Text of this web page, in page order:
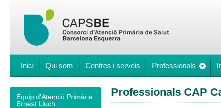
Inici Qui som Centres i serveis Professionals
Equip d'Atenció Primària
Ernest Lluch
Professionals CAP